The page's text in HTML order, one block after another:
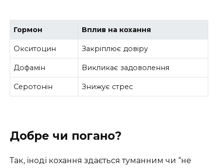
Гормон Вплив на кохання
Окситоцин Закріплює довіру
Дофамін Викликає задоволення
Серотонін Знижує стрес
Добре чи погано?
Так, іноді кохання здається туманним чи “не